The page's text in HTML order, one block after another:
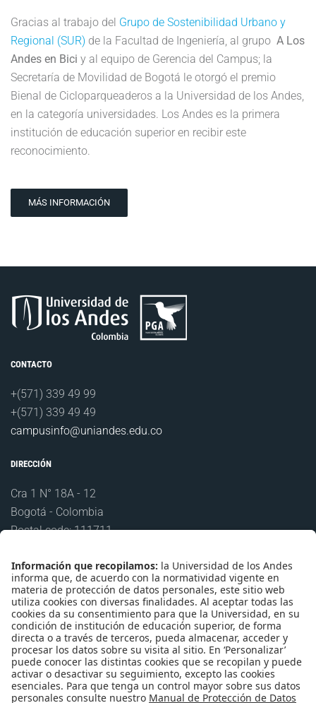
Gracias al trabajo del Grupo de Sostenibilidad Urbano y
Regional (SUR) de la Facultad de Ingeniería, al grupo A Los
Andes en Bici y al equipo de Gerencia del Campus; la
Secretaría de Movilidad de Bogotá le otorgó el premio
Bienal de Cicloparqueaderos a la Universidad de los Andes,
en la categoría universidades. Los Andes es la primera
institución de educación superior en recibir este
reconocimiento.
MÁS INFORMACIÓN
CONTACTO
+(571) 339 49 99
+(571) 339 49 49
campusinfo@uniandes.edu.co
DIRECCIÓN
Cra 1 N° 18A - 12
Bogotá - Colombia
Postal code: 111711
ENLACES RÁPIDOS
Mapa del sitio
Movilidad Uniandes
Indicadores anuales